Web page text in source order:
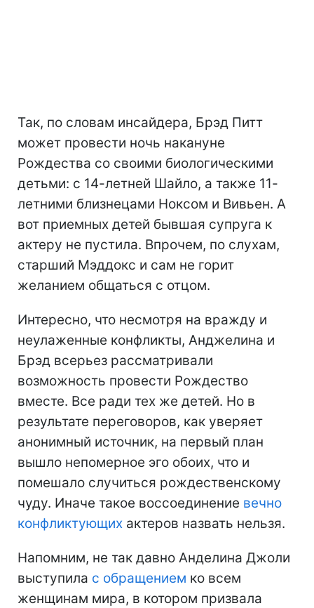
Так, по словам инсайдера, Брэд Питт
может провести ночь накануне
Рождества со своими биологическими
детьми: с 14-летней Шайло, а также 11-
летними близнецами Ноксом и Вивьен. А
вот приемных детей бывшая супруга к
актеру не пустила. Впрочем, по слухам,
старший Мэддокс и сам не горит
желанием общаться с отцом.
Интересно, что несмотря на вражду и
неулаженные конфликты, Анджелина и
Брэд всерьез рассматривали
возможность провести Рождество
вместе. Все ради тех же детей. Но в
результате переговоров, как уверяет
анонимный источник, на первый план
вышло непомерное эго обоих, что и
помешало случиться рождественскому
чуду. Иначе такое воссоединение вечно
конфликтующих актеров назвать нельзя.
Напомним, не так давно Анделина Джоли
выступила с обращением ко всем
женщинам мира, в котором призвала